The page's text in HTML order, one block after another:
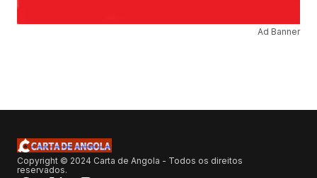
Ad Banner
Copyright © 2024 Carta de Angola - Todos os direitos
reservados.